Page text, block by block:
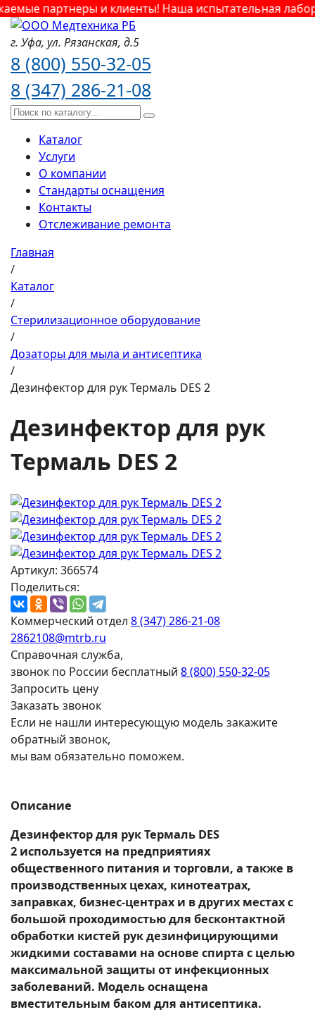
партнеры и клиенты! Наша испытательная
г. Уфа, ул. Рязанская, д.5
8 (800) 550-32-05
8 (347) 286-21-08
Каталог
Услуги
О компании
Стандарты оснащения
Контакты
Отслеживание ремонта
Главная
/
Каталог
/
Стерилизационное оборудование
/
Дозаторы для мыла и антисептика
/
Дезинфектор для рук Термаль DES 2
Дезинфектор для рук
Термаль DES 2
Артикул: 366574
Поделиться:
Коммерческий отдел 8 (347) 286-21-08
2862108@mtrb.ru
Справочная служба,
звонок по России бесплатный 8 (800) 550-32-05
Запросить цену
Заказать звонок
Если не нашли интересующую модель закажите
обратный звонок,
мы вам обязательно поможем.
Описание
Дезинфектор для рук Термаль DES
2 используется на предприятиях
общественного питания и торговли, а также в
производственных цехах, кинотеатрах,
заправках, бизнес-центрах и в других местах с
большой проходимостью для бесконтактной
обработки кистей рук дезинфицирующими
жидкими составами на основе спирта с целью
максимальной защиты от инфекционных
заболеваний. Модель оснащена
вместительным баком для антисептика.